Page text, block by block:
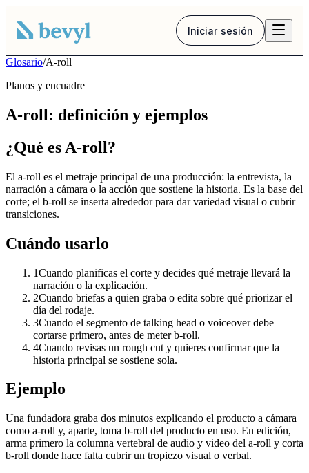
Iniciar sesión
Glosario/A-roll
Planos y encuadre
A-roll: definición y ejemplos
¿Qué es A-roll?
El a-roll es el metraje principal de una producción: la entrevista, la
narración a cámara o la acción que sostiene la historia. Es la base del
corte; el b-roll se inserta alrededor para dar variedad visual o cubrir
transiciones.
Cuándo usarlo
1Cuando planificas el corte y decides qué metraje llevará la
narración o la explicación.
2Cuando briefas a quien graba o edita sobre qué priorizar el
día del rodaje.
3Cuando el segmento de talking head o voiceover debe
cortarse primero, antes de meter b-roll.
4Cuando revisas un rough cut y quieres confirmar que la
historia principal se sostiene sola.
Ejemplo
Una fundadora graba dos minutos explicando el producto a cámara
como a-roll y, aparte, toma b-roll del producto en uso. En edición,
arma primero la columna vertebral de audio y video del a-roll y corta
b-roll donde hace falta cubrir un tropiezo visual o verbal.